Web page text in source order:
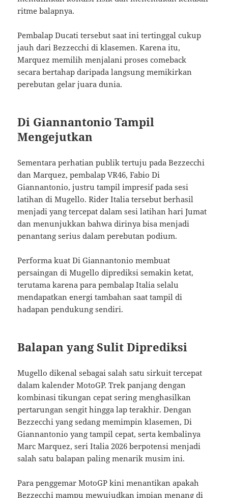
ritme balapnya.
Pembalap Ducati tersebut saat ini tertinggal cukup
jauh dari Bezzecchi di klasemen. Karena itu,
Marquez memilih menjalani proses comeback
secara bertahap daripada langsung memikirkan
perebutan gelar juara dunia.
Di Giannantonio Tampil
Mengejutkan
Sementara perhatian publik tertuju pada Bezzecchi
dan Marquez, pembalap VR46, Fabio Di
Giannantonio, justru tampil impresif pada sesi
latihan di Mugello. Rider Italia tersebut berhasil
menjadi yang tercepat dalam sesi latihan hari Jumat
dan menunjukkan bahwa dirinya bisa menjadi
penantang serius dalam perebutan podium.
Performa kuat Di Giannantonio membuat
persaingan di Mugello diprediksi semakin ketat,
terutama karena para pembalap Italia selalu
mendapatkan energi tambahan saat tampil di
hadapan pendukung sendiri.
Balapan yang Sulit Diprediksi
Mugello dikenal sebagai salah satu sirkuit tercepat
dalam kalender MotoGP. Trek panjang dengan
kombinasi tikungan cepat sering menghasilkan
pertarungan sengit hingga lap terakhir. Dengan
Bezzecchi yang sedang memimpin klasemen, Di
Giannantonio yang tampil cepat, serta kembalinya
Marc Marquez, seri Italia 2026 berpotensi menjadi
salah satu balapan paling menarik musim ini.
Para penggemar MotoGP kini menantikan apakah
Bezzecchi mampu mewujudkan impian menang di